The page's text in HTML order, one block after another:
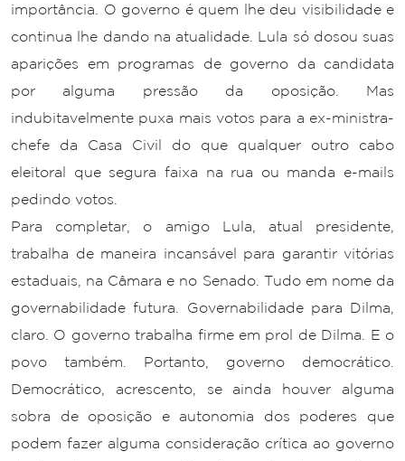
importância. O governo é quem lhe deu visibilidade e
continua lhe dando na atualidade. Lula só dosou suas
aparições em programas de governo da candidata
por alguma pressão da oposição. Mas
indubitavelmente puxa mais votos para a ex-ministra-
chefe da Casa Civil do que qualquer outro cabo
eleitoral que segura faixa na rua ou manda e-mails
pedindo votos.
Para completar, o amigo Lula, atual presidente,
trabalha de maneira incansável para garantir vitórias
estaduais, na Câmara e no Senado. Tudo em nome da
governabilidade futura. Governabilidade para Dilma,
claro. O governo trabalha firme em prol de Dilma. E o
povo também. Portanto, governo democrático.
Democrático, acrescento, se ainda houver alguma
sobra de oposição e autonomia dos poderes que
podem fazer alguma consideração crítica ao governo